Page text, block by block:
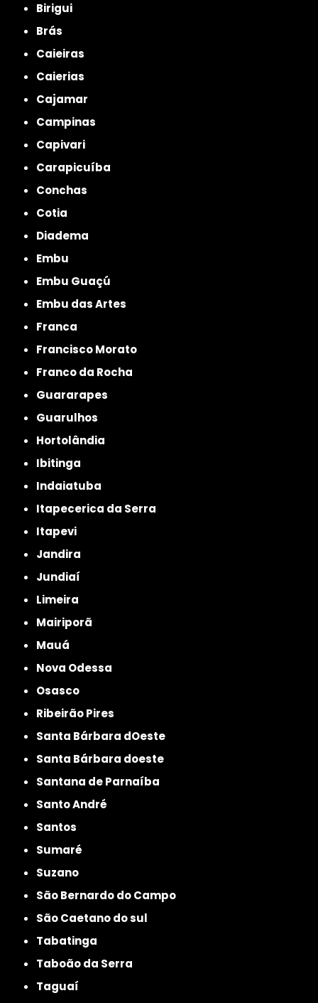
Birigui
Brás
Caieiras
Caierias
Cajamar
Campinas
Capivari
Carapicuíba
Conchas
Cotia
Diadema
Embu
Embu Guaçú
Embu das Artes
Franca
Francisco Morato
Franco da Rocha
Guararapes
Guarulhos
Hortolândia
Ibitinga
Indaiatuba
Itapecerica da Serra
Itapevi
Jandira
Jundiaí
Limeira
Mairiporã
Mauá
Nova Odessa
Osasco
Ribeirão Pires
Santa Bárbara dOeste
Santa Bárbara doeste
Santana de Parnaíba
Santo André
Santos
Sumaré
Suzano
São Bernardo do Campo
São Caetano do sul
Tabatinga
Taboão da Serra
Taguaí